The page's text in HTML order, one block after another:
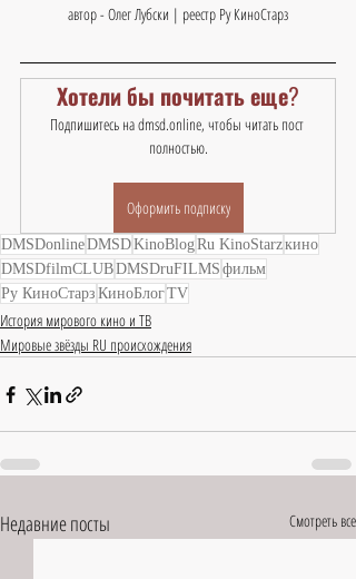
автор - Олег Лубски | реестр Ру КиноСтарз
Хотели бы почитать еще?
Подпишитесь на dmsd.online, чтобы читать пост
полностью.
Оформить подписку
DMSDonlineDMSDKinoBlogRu KinoStarzкино
DMSDfilmCLUBDMSDruFILMS фильм
Ру КиноСтарз КиноБлогTV
История мирового кино и ТВ
Мировые звёзды RU происхождения
Недавние посты Смотреть все